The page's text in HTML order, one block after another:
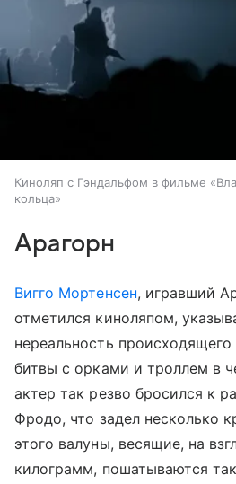
Киноляп с Гэндальфом в фильме
кольца»
Арагорн
Вигго Мортенсен, игравший
отметился киноляпом,
нереальность
битвы с орками и троллем в
актер так резво бросился к
Фродо, что задел несколько
этого валуны, весящие, на
килограмм, пошатываются